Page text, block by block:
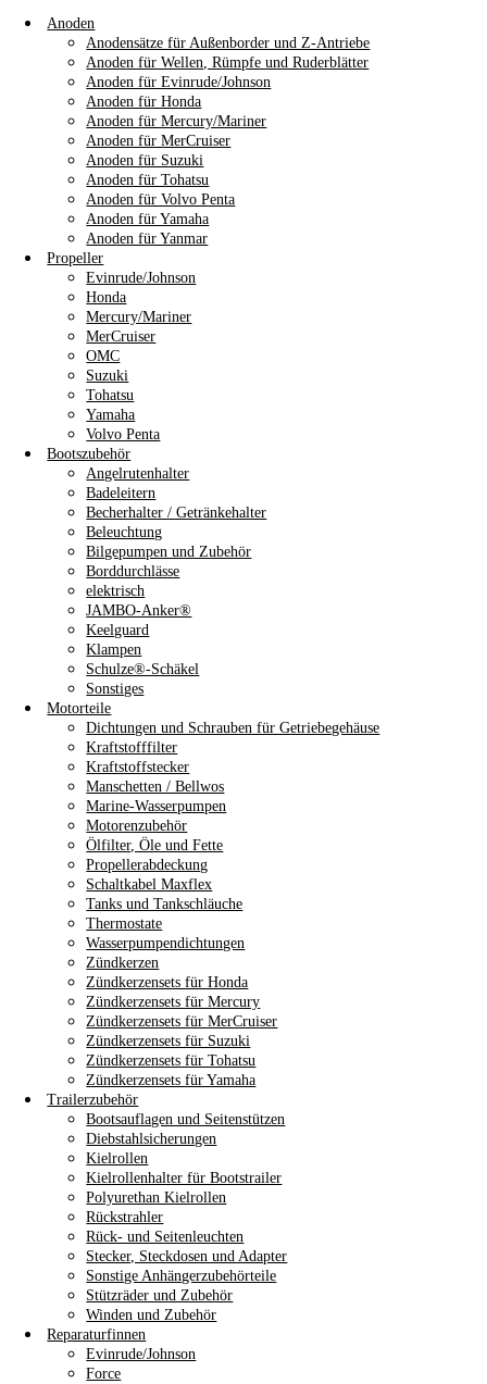
Anoden
Anodensätze für Außenborder und Z-Antriebe
Anoden für Wellen, Rümpfe und Ruderblätter
Anoden für Evinrude/Johnson
Anoden für Honda
Anoden für Mercury/Mariner
Anoden für MerCruiser
Anoden für Suzuki
Anoden für Tohatsu
Anoden für Volvo Penta
Anoden für Yamaha
Anoden für Yanmar
Propeller
Evinrude/Johnson
Honda
Mercury/Mariner
MerCruiser
OMC
Suzuki
Tohatsu
Yamaha
Volvo Penta
Bootszubehör
Angelrutenhalter
Badeleitern
Becherhalter / Getränkehalter
Beleuchtung
Bilgepumpen und Zubehör
Borddurchlässe
elektrisch
JAMBO-Anker®
Keelguard
Klampen
Schulze®-Schäkel
Sonstiges
Motorteile
Dichtungen und Schrauben für Getriebegehäuse
Kraftstofffilter
Kraftstoffstecker
Manschetten / Bellwos
Marine-Wasserpumpen
Motorenzubehör
Ölfilter, Öle und Fette
Propellerabdeckung
Schaltkabel Maxflex
Tanks und Tankschläuche
Thermostate
Wasserpumpendichtungen
Zündkerzen
Zündkerzensets für Honda
Zündkerzensets für Mercury
Zündkerzensets für MerCruiser
Zündkerzensets für Suzuki
Zündkerzensets für Tohatsu
Zündkerzensets für Yamaha
Trailerzubehör
Bootsauflagen und Seitenstützen
Diebstahlsicherungen
Kielrollen
Kielrollenhalter für Bootstrailer
Polyurethan Kielrollen
Rückstrahler
Rück- und Seitenleuchten
Stecker, Steckdosen und Adapter
Sonstige Anhängerzubehörteile
Stützräder und Zubehör
Winden und Zubehör
Reparaturfinnen
Evinrude/Johnson
Force